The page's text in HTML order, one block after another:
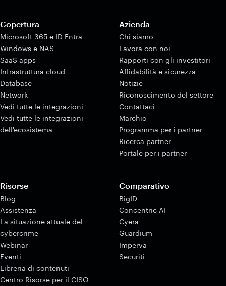
Copertura
Microsoft 365 e ID Entra
Windows e NAS
SaaS apps
Infrastruttura cloud
Database
Network
Vedi tutte le integrazioni
Vedi tutte le integrazioni
dell'ecosistema
Azienda
Chi siamo
Lavora con noi
Rapporti con gli investitori
Affidabilità e sicurezza
Notizie
Riconoscimento del settore
Contattaci
Marchio
Programma per i partner
Ricerca partner
Portale per i partner
Risorse
Blog
Assistenza
La situazione attuale del
cybercrime
Webinar
Eventi
Libreria di contenuti
Centro Risorse per il CISO
Comparativo
BigID
Concentric AI
Cyera
Guardium
Imperva
Securiti